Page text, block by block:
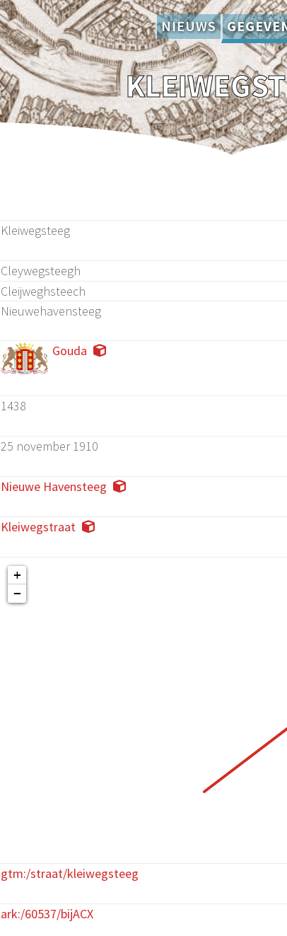
NIEUWS
Kleiwegsteeg
Cleywegsteegh
Cleijweghsteech
Nieuwehavensteeg
Gouda
1438
25 november 1910
Nieuwe Havensteeg
Kleiwegstraat
+
−
gtm:/straat/kleiwegsteeg
ark:/60537/bijACX